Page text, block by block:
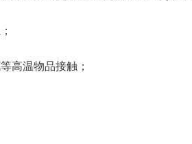
高温物品接触；